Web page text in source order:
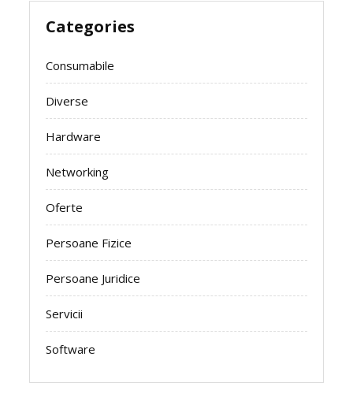
Categories
Consumabile
Diverse
Hardware
Networking
Oferte
Persoane Fizice
Persoane Juridice
Servicii
Software